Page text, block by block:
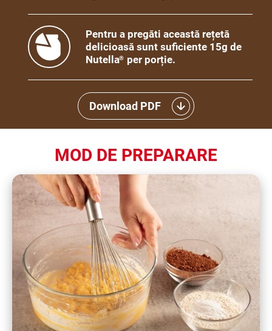
Pentru a pregăti această rețetă
delicioasă sunt suficiente 15g de
Nutella® per porție.
Download PDF
MOD DE PREPARARE